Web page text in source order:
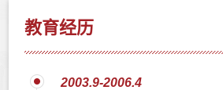
教育经历
2003.9-2006.4